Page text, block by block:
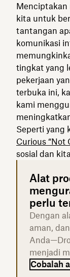
Menciptakan
kita untuk
tantangan
komunikasi
tingkat yang
pekerjaan
terbuka ini,
kami
Seperti yang
Curious “Not
sosial dan
Alat
perlu
Dengan
aman,
menjadi
Cobalah